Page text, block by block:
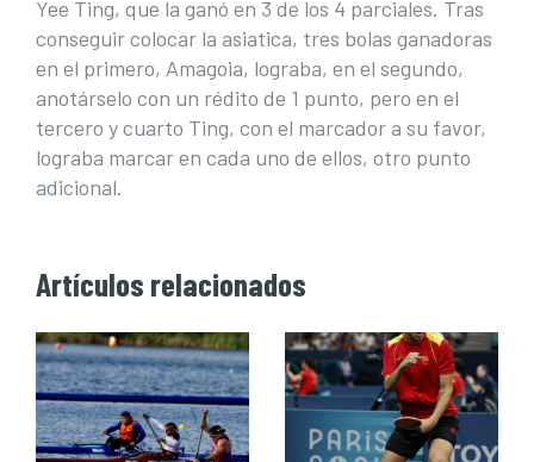
Yee Ting, que la ganó en 3 de los 4 parciales. Tras
conseguir colocar la asiatica, tres bolas ganadoras
en el primero, Amagoia, lograba, en el segundo,
anotárselo con un rédito de 1 punto, pero en el
tercero y cuarto Ting, con el marcador a su favor,
lograba marcar en cada uno de ellos, otro punto
adicional.
Artículos relacionados